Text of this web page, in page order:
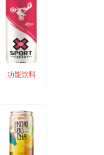
功能饮料